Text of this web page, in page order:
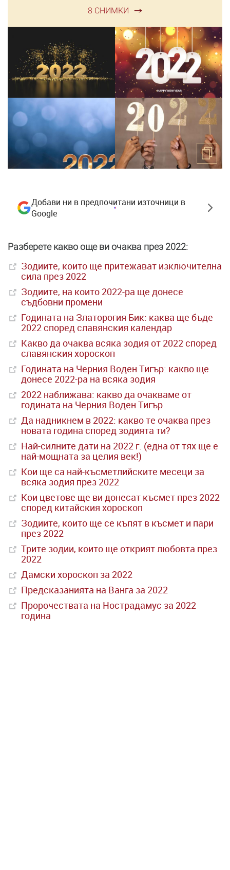
8 СНИМКИ
Добави ни в предпочитани източници в
Google
Разберете какво още ви очаква през 2022:
Зодиите, които ще притежават изключителна
сила през 2022
Зодиите, на които 2022-ра ще донесе
съдбовни промени
Годината на Златорогия Бик: каква ще бъде
2022 според славянския календар
Какво да очаква всяка зодия от 2022 според
славянския хороскоп
Годината на Черния Воден Тигър: какво ще
донесе 2022-ра на всяка зодия
2022 наближава: какво да очакваме от
годината на Черния Воден Тигър
Да надникнем в 2022: какво те очаква през
новата година според зодията ти?
Най-силните дати на 2022 г. (една от тях ще е
най-мощната за целия век!)
Кои ще са най-късметлийските месеци за
всяка зодия през 2022
Кои цветове ще ви донесат късмет през 2022
според китайския хороскоп
Зодиите, които ще се къпят в късмет и пари
през 2022
Трите зодии, които ще открият любовта през
2022
Дамски хороскоп за 2022
Предсказанията на Ванга за 2022
Пророчествата на Нострадамус за 2022
година